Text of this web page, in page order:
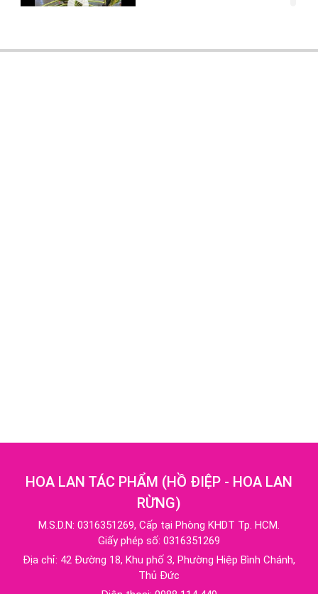
HOA LAN TÁC PHẨM (HỒ ĐIỆP - HOA LAN
RỪNG)
M.S.D.N: 0316351269, Cấp tại Phòng KHDT Tp. HCM.
Giấy phép số: 0316351269
Địa chỉ: 42 Đường 18, Khu phố 3, Phường Hiệp Bình Chánh,
Thủ Đức